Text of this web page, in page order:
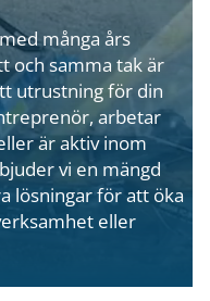
många års
och samma tak är
utrustning för din
arbetar
är aktiv inom
vi en mängd
lösningar för att öka
eller